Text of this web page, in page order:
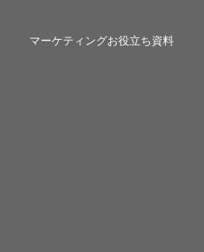
マーケティングお役⽴ち資料